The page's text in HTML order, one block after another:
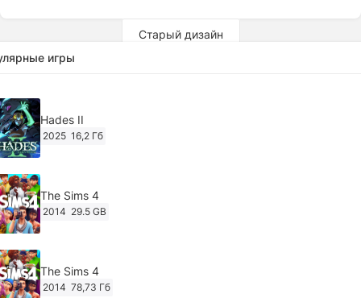
Старый дизайн
игры
Hades II
2025 16,2 Гб
The Sims 4
2014 29.5 GB
The Sims 4
2014 78,73 Гб